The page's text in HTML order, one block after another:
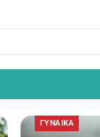
ΓΥΝΑΙΚΑ